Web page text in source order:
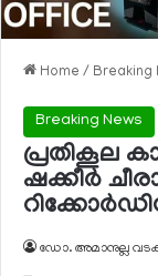
Home / Breaking
Breaking News
പ്രതികൂല
ഷക്കീര്‍
ഡോ. അമാനുല്ല